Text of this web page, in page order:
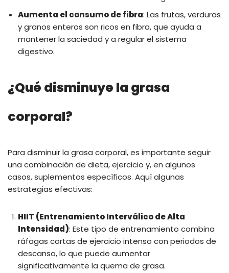
Aumenta el consumo de fibra: Las frutas, verduras
y granos enteros son ricos en fibra, que ayuda a
mantener la saciedad y a regular el sistema
digestivo.
¿Qué disminuye la grasa
corporal?
Para disminuir la grasa corporal, es importante seguir
una combinación de dieta, ejercicio y, en algunos
casos, suplementos específicos. Aquí algunas
estrategias efectivas:
HIIT (Entrenamiento Interválico de Alta
Intensidad): Este tipo de entrenamiento combina
ráfagas cortas de ejercicio intenso con periodos de
descanso, lo que puede aumentar
significativamente la quema de grasa.